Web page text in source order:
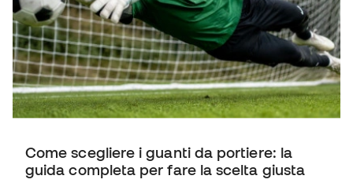
Come scegliere i guanti da portiere: la
guida completa per fare la scelta giusta